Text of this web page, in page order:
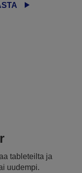
tableteilta ja
uudempi.